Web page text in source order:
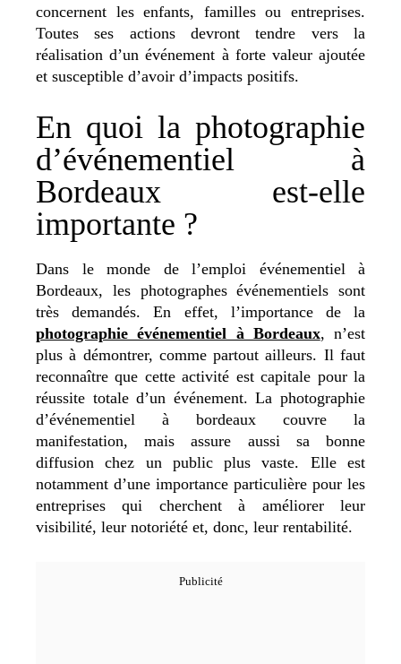
concernent les enfants, familles ou entreprises.
Toutes ses actions devront tendre vers la
réalisation d’un événement à forte valeur ajoutée
et susceptible d’avoir d’impacts positifs.
En quoi la photographie
d’événementiel à
Bordeaux est-elle
importante ?
Dans le monde de l’emploi événementiel à
Bordeaux, les photographes événementiels sont
très demandés. En effet, l’importance de la
photographie événementiel à Bordeaux, n’est
plus à démontrer, comme partout ailleurs. Il faut
reconnaître que cette activité est capitale pour la
réussite totale d’un événement. La photographie
d’événementiel à bordeaux couvre la
manifestation, mais assure aussi sa bonne
diffusion chez un public plus vaste. Elle est
notamment d’une importance particulière pour les
entreprises qui cherchent à améliorer leur
visibilité, leur notoriété et, donc, leur rentabilité.